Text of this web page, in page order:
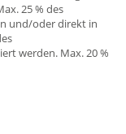
25 % des
und/oder direkt in
werden. Max. 20 %